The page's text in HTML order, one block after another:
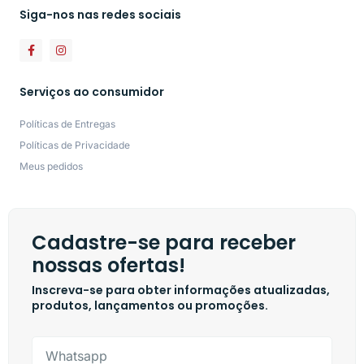
Siga-nos nas redes sociais
Serviços ao consumidor
Políticas de Entregas
Políticas de Privacidade
Meus pedidos
Cadastre-se para receber
nossas ofertas!
Inscreva-se para obter informações atualizadas,
produtos, lançamentos ou promoções.